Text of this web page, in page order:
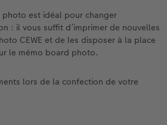
est idéal pour changer
: il vous suffit d’imprimer de nouvelles
CEWE et de les disposer à la place
le mémo board photo.
lors de la confection de votre